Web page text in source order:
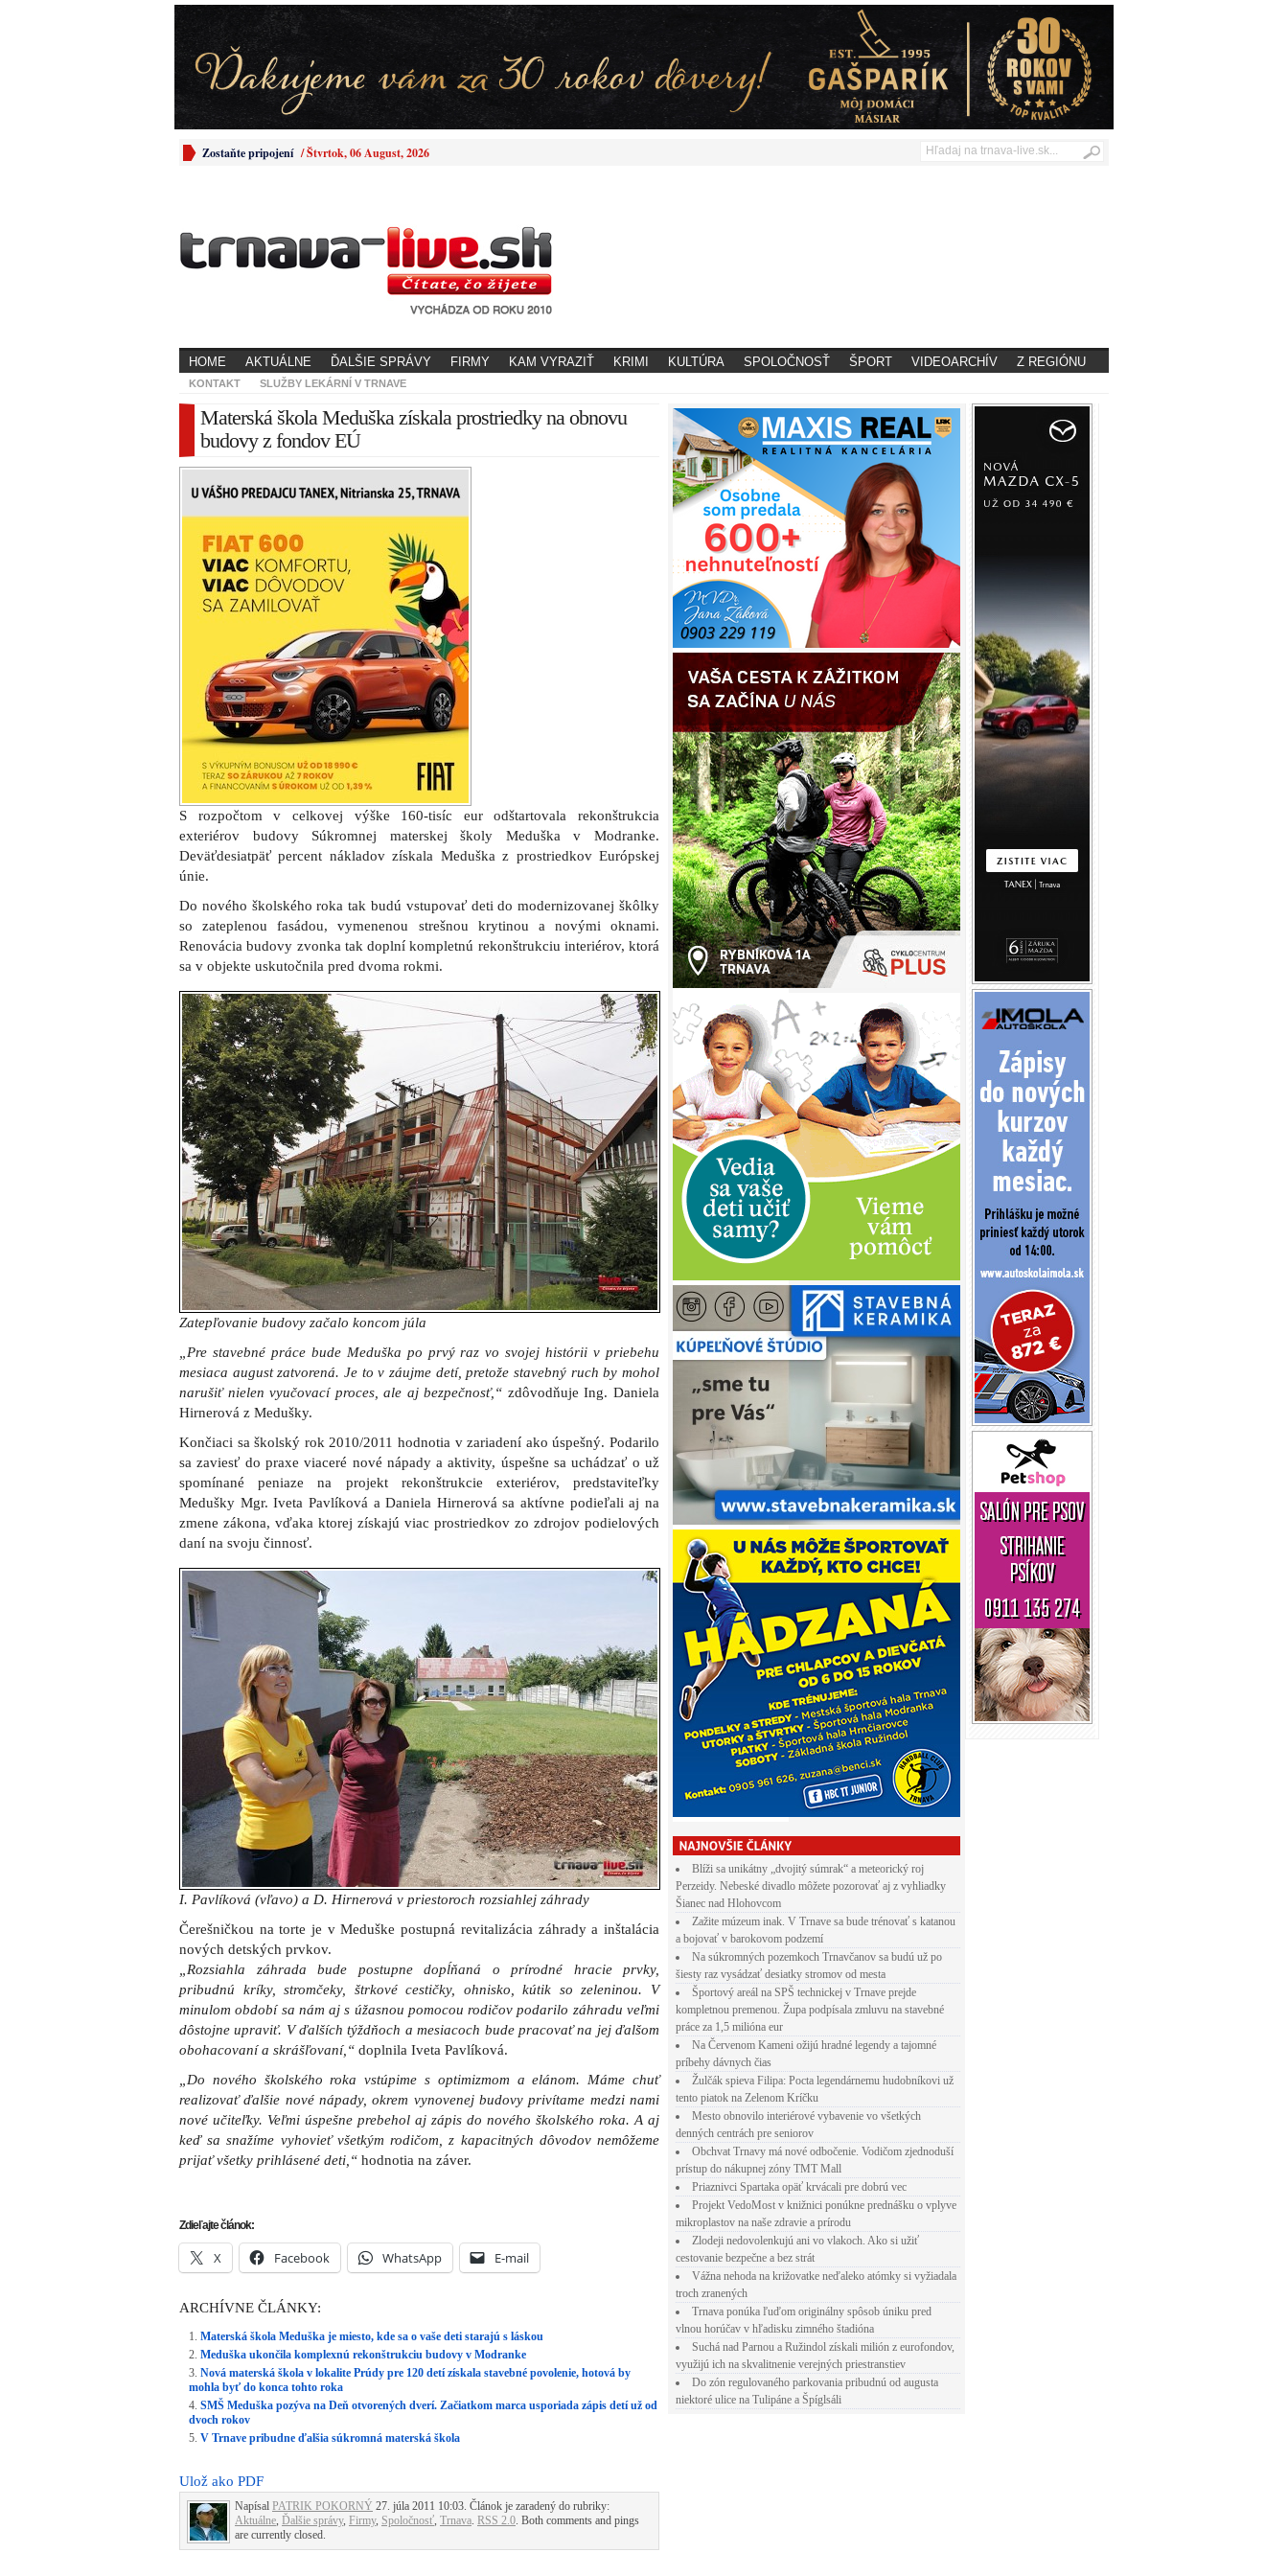
Zostaňte pripojení /Štvrtok, 06 August, 2026
HOME AKTUÁLNE ĎALŠIE SPRÁVY FIRMY KAM VYRAZIŤ KRIMI KULTÚRA SPOLOČNOSŤ ŠPORT VIDEOARCHÍV Z REGIÓNU
KONTAKT SLUŽBY LEKÁRNÍ V TRNAVE
Materská škola Meduška získala prostriedky na obnovu
budovy z fondov EÚ
S rozpočtom v celkovej výške 160-tisíc eur odštartovala rekonštrukcia
exteriérov budovy Súkromnej materskej školy Meduška v Modranke.
Deväťdesiatpäť percent nákladov získala Meduška z prostriedkov Európskej
únie.
Do nového školského roka tak budú vstupovať deti do modernizovanej škôlky
so zateplenou fasádou, vymenenou strešnou krytinou a novými oknami.
Renovácia budovy zvonka tak doplní kompletnú rekonštrukciu interiérov, ktorá
sa v objekte uskutočnila pred dvoma rokmi.
Zatepľovanie budovy začalo koncom júla
„Pre stavebné práce bude Meduška po prvý raz vo svojej histórii v priebehu
mesiaca august zatvorená. Je to v záujme detí, pretože stavebný ruch by mohol
narušiť nielen vyučovací proces, ale aj bezpečnosť,“ zdôvodňuje Ing. Daniela
Hirnerová z Medušky.
Končiaci sa školský rok 2010/2011 hodnotia v zariadení ako úspešný. Podarilo
sa zaviesť do praxe viaceré nové nápady a aktivity, úspešne sa uchádzať o už
spomínané peniaze na projekt rekonštrukcie exteriérov, predstaviteľky
Medušky Mgr. Iveta Pavlíková a Daniela Hirnerová sa aktívne podieľali aj na
zmene zákona, vďaka ktorej získajú viac prostriedkov zo zdrojov podielových
daní na svoju činnosť.
I. Pavlíková (vľavo) a D. Hirnerová v priestoroch rozsiahlej záhrady
Čerešničkou na torte je v Meduške postupná revitalizácia záhrady a inštalácia
nových detských prvkov.
„Rozsiahla záhrada bude postupne dopĺňaná o prírodné hracie prvky,
pribudnú kríky, stromčeky, štrkové cestičky, ohnisko, kútik so zeleninou. V
minulom období sa nám aj s úžasnou pomocou rodičov podarilo záhradu veľmi
dôstojne upraviť. V ďalších týždňoch a mesiacoch bude pracovať na jej ďalšom
obohacovaní a skrášľovaní,“ doplnila Iveta Pavlíková.
„Do nového školského roka vstúpime s optimizmom a elánom. Máme chuť
realizovať ďalšie nové nápady, okrem vynovenej budovy privítame medzi nami
nové učiteľky. Veľmi úspešne prebehol aj zápis do nového školského roka. A aj
keď sa snažíme vyhovieť všetkým rodičom, z kapacitných dôvodov nemôžeme
prijať všetky prihlásené deti,“ hodnotia na záver.
Zdieľajte článok:
X Facebook WhatsApp E-mail
ARCHÍVNE ČLÁNKY:
Materská škola Meduška je miesto, kde sa o vaše deti starajú s láskou
Meduška ukončila komplexnú rekonštrukciu budovy v Modranke
Nová materská škola v lokalite Prúdy pre 120 detí získala stavebné povolenie, hotová by
mohla byť do konca tohto roka
SMŠ Meduška pozýva na Deň otvorených dverí. Začiatkom marca usporiada zápis detí už od
dvoch rokov
V Trnave pribudne ďalšia súkromná materská škola
Ulož ako PDF
Napísal PATRIK POKORNÝ 27. júla 2011 10:03. Článok je zaradený do rubriky:
Aktuálne, Ďalšie správy, Firmy, Spoločnosť, Trnava. RSS 2.0. Both comments and pings
are currently closed.
Blíži sa unikátny „dvojitý súmrak“ a meteorický roj
Perzeidy. Nebeské divadlo môžete pozorovať aj z vyhliadky
Šianec nad Hlohovcom
Zažite múzeum inak. V Trnave sa bude trénovať s katanou
a bojovať v barokovom podzemí
Na súkromných pozemkoch Trnavčanov sa budú už po
šiesty raz vysádzať desiatky stromov od mesta
Športový areál na SPŠ technickej v Trnave prejde
kompletnou premenou. Župa podpísala zmluvu na stavebné
práce za 1,5 milióna eur
Na Červenom Kameni ožijú hradné legendy a tajomné
príbehy dávnych čias
Žulčák spieva Filipa: Pocta legendárnemu hudobníkovi už
tento piatok na Zelenom Kríčku
Mesto obnovilo interiérové vybavenie vo všetkých
denných centrách pre seniorov
Obchvat Trnavy má nové odbočenie. Vodičom zjednoduší
prístup do nákupnej zóny TMT Mall
Priaznivci Spartaka opäť krvácali pre dobrú vec
Projekt VedoMost v knižnici ponúkne prednášku o vplyve
mikroplastov na naše zdravie a prírodu
Zlodeji nedovolenkujú ani vo vlakoch. Ako si užiť
cestovanie bezpečne a bez strát
Vážna nehoda na križovatke neďaleko atómky si vyžiadala
troch zranených
Trnava ponúka ľuďom originálny spôsob úniku pred
vlnou horúčav v hľadisku zimného štadióna
Suchá nad Parnou a Ružindol získali milión z eurofondov,
využijú ich na skvalitnenie verejných priestranstiev
Do zón regulovaného parkovania pribudnú od augusta
niektoré ulice na Tulipáne a Špíglsáli